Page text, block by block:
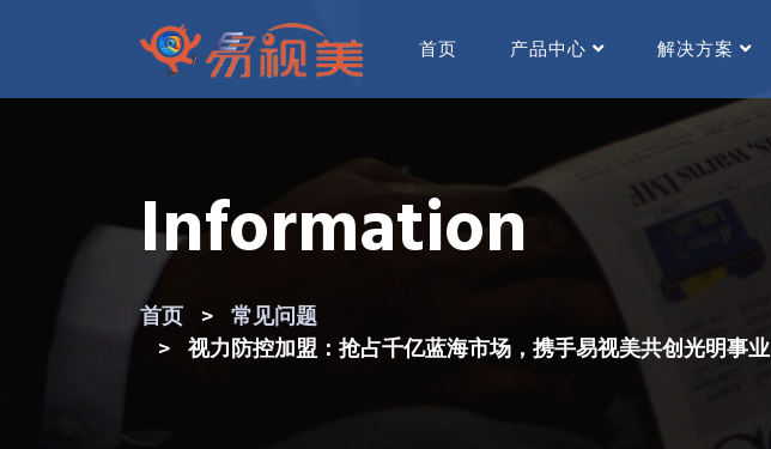
首页 产品中心 解决方案
Information
首页
常见问题
视力防控加盟：抢占千亿蓝海市场，携手易视美共创光明事业